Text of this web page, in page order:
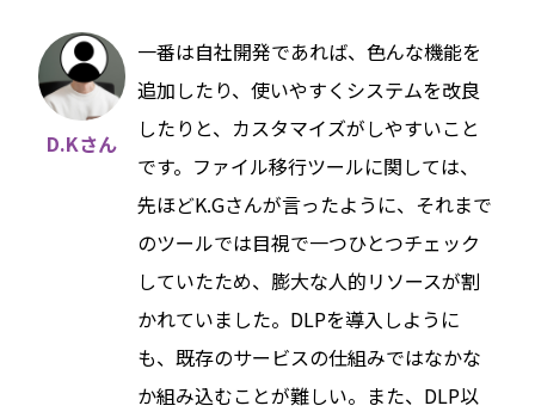
D.Kさん
一番は自社開発であれば、色んな機能を
追加したり、使いやすくシステムを改良
したりと、カスタマイズがしやすいこと
です。ファイル移行ツールに関しては、
先ほどK.Gさんが言ったように、それまで
のツールでは目視で一つひとつチェック
していたため、膨大な人的リソースが割
かれていました。DLPを導入しように
も、既存のサービスの仕組みではなかな
か組み込むことが難しい。また、DLP以